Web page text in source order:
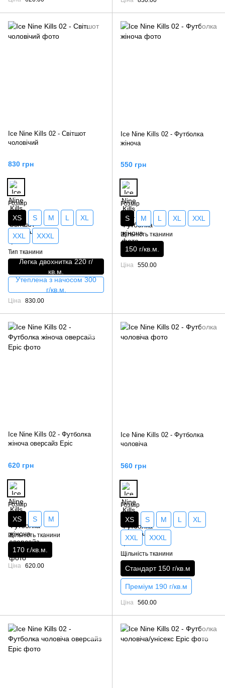
Ice Nine Kills 02 - Світшот
чоловічий
830 грн
Розмір
XS S M L XL
XXL XXXL
Тип тканини
Легка двохнитка 220 г/
кв.м.
Утеплена з начосом 300
г/кв.м.
Ціна 830.00
Ice Nine Kills 02 - Футболка
жіноча
550 грн
Розмір
S M L XL XXL
Щільність тканини
150 г/кв.м.
Ціна 550.00
Ice Nine Kills 02 - Футболка
жіноча оверсайз Epic
620 грн
Розмір
XS S M
Щільність тканини
170 г./кв.м.
Ціна 620.00
Ice Nine Kills 02 - Футболка
чоловіча
560 грн
Розмір
XS S M L XL
XXL XXXL
Щільність тканини
Стандарт 150 г/кв.м
Преміум 190 г/кв.м
Ціна 560.00